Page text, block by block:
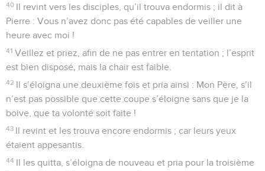
40 Il revint vers les disciples, qu’il trouva endormis ; il dit à
Pierre : Vous n’avez donc pas été capables de veiller une
heure avec moi !
41 Veillez et priez, afin de ne pas entrer en tentation ; l’esprit
est bien disposé, mais la chair est faible.
42 Il s’éloigna une deuxième fois et pria ainsi : Mon Père, s’il
n’est pas possible que cette coupe s’éloigne sans que je la
boive, que ta volonté soit faite !
43 Il revint et les trouva encore endormis ; car leurs yeux
étaient appesantis.
44 Il les quitta, s’éloigna de nouveau et pria pour la troisième